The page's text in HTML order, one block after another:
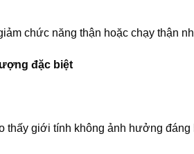
chức năng thận hoặc chạy thận
đặc biệt
thấy giới tính không ảnh hưởng